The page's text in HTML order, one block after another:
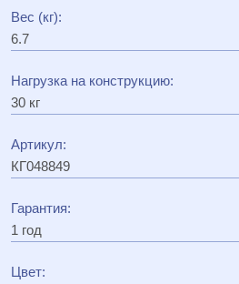
Вес (кг):
6.7
Нагрузка на конструкцию:
30 кг
Артикул:
КГ048849
Гарантия:
1 год
Цвет: